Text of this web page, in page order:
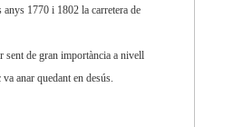
anys 1770 i 1802 la carretera de
sent de gran importància a nivell
anar quedant en desús.